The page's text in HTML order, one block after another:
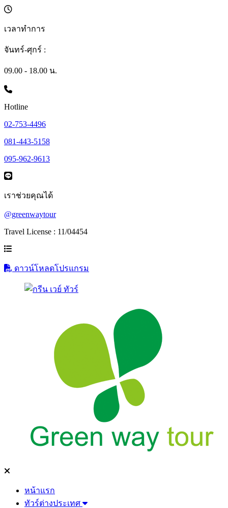
เวลาทำการ
จันทร์-ศุกร์ :
09.00 - 18.00 น.
Hotline
02-753-4496
081-443-5158
095-962-9613
เราช่วยคุณได้
@greenwaytour
Travel License : 11/04454
ดาวน์โหลดโปรแกรม
หน้าแรก
ทัวร์ต่างประเทศ